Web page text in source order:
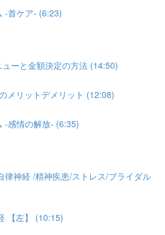
-首ケア- (6:23)
ーと金額決定の方法 (14:50)
メリットデメリット (12:08)
-感情の解放- (6:35)
律神経 /精神疾患/ストレス/ブライダル
【左】 (10:15)